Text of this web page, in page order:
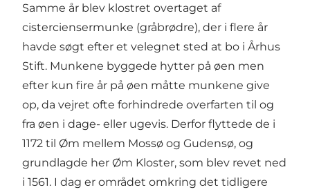
Samme år blev klostret overtaget af
cisterciensermunke (gråbrødre), der i flere år
havde søgt efter et velegnet sted at bo i Århus
Stift. Munkene byggede hytter på øen men
efter kun fire år på øen måtte munkene give
op, da vejret ofte forhindrede overfarten til og
fra øen i dage- eller ugevis. Derfor flyttede de i
1172 til Øm mellem Mossø og Gudensø, og
grundlagde her Øm Kloster, som blev revet ned
i 1561. I dag er området omkring det tidligere